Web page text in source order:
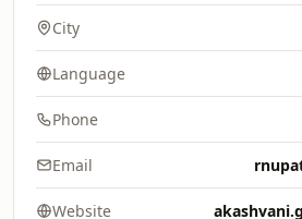
City
Language
Phone
Email
Website